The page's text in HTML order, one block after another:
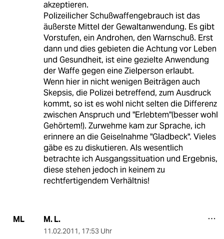
akzeptieren.
Polizeilicher Schußwaffengebrauch ist das
äußerste Mittel der Gewaltanwendung. Es gibt
Vorstufen, ein Androhen, den Warnschuß. Erst
dann und dies gebieten die Achtung vor Leben
und Gesundheit, ist eine gezielte Anwendung
der Waffe gegen eine Zielperson erlaubt.
Wenn hier in nicht wenigen Beiträgen auch
Skepsis, die Polizei betreffend, zum Ausdruck
kommt, so ist es wohl nicht selten die Differenz
zwischen Anspruch und "Erlebtem"(besser wohl
Gehörtem!). Zurwehme kam zur Sprache, ich
erinnere an die Geiselnahme "Gladbeck". Vieles
gäbe es zu diskutieren. Als wesentlich
betrachte ich Ausgangssituation und Ergebnis,
diese stehen jedoch in keinem zu
rechtfertigendem Verhältnis!
ML M. L.
11.02.2011, 17:53 Uhr